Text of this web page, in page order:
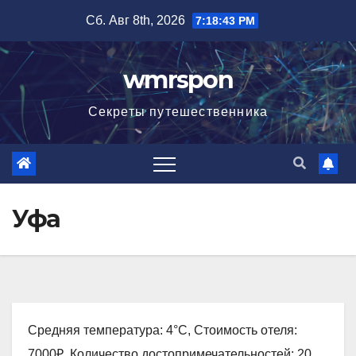
содержимому
Сб. Авг 8th, 2026 7:18:44 PM
wmrspon
Секреты путешественника
Уфа
Средняя температура: 4°C, Стоимость отеля: